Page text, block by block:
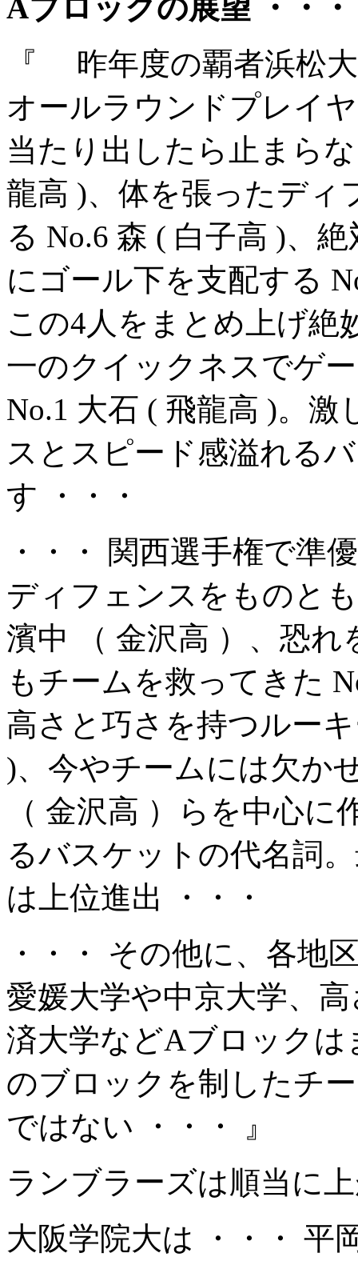
Aブロックの展望 ・・・
『 昨年度の覇者浜松
オールラウンドプレイ
当たり出したら止まら
龍高 )、体を張ったディ
る No.6 森 ( 白子高 )、
にゴール下を支配する
この4人をまとめ上げ絶
一のクイックネスでゲ
No.1 大石 ( 飛龍高 )。
スとスピード感溢れる
す ・・・
・・・ 関西選手権で準
ディフェンスをものと
濱中 （ 金沢高 ）、恐
もチームを救ってきた
高さと巧さを持つルー
)、今やチームには欠か
（ 金沢高 ）らを中心
るバスケットの代名詞
は上位進出 ・・・
・・・ その他に、各地
愛媛大学や中京大学、
済大学などAブロック
のブロックを制したチ
ではない ・・・ 』
ランブラーズは順当に
大阪学院大は ・・・